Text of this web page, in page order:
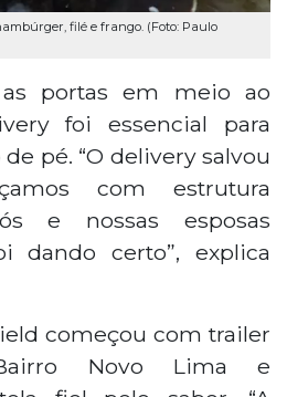
filé e frango. (Foto: Paulo
portas em meio ao
foi essencial para
pé. “O delivery salvou
com estrutura
e nossas esposas
dando certo”, explica
começou com trailer
Novo Lima e